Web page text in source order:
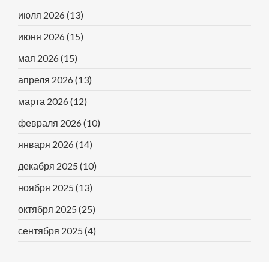
июля 2026 (13)
июня 2026 (15)
мая 2026 (15)
апреля 2026 (13)
марта 2026 (12)
февраля 2026 (10)
января 2026 (14)
декабря 2025 (10)
ноября 2025 (13)
октября 2025 (25)
сентября 2025 (4)